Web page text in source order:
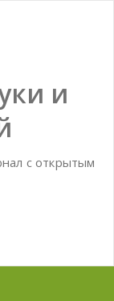
и
с открытым